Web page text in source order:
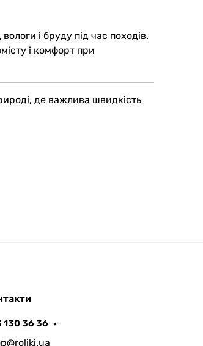
і бруду під час походів.
і комфорт при
де важлива швидкість
130 36 36